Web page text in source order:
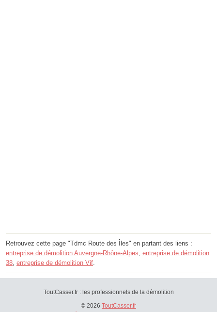
Retrouvez cette page "Tdmc Route des Îles" en partant des liens :
entreprise de démolition Auvergne-Rhône-Alpes, entreprise de démolition
38, entreprise de démolition Vif.
ToutCasser.fr : les professionnels de la démolition
© 2026 ToutCasser.fr